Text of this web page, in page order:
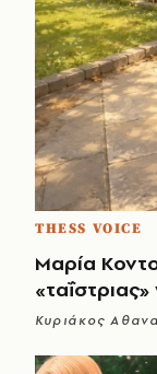
THESS VOICE
Μαρία
Κυριάκος